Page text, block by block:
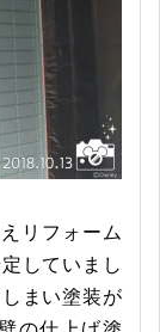
リフォーム
していまし
まい塗装が